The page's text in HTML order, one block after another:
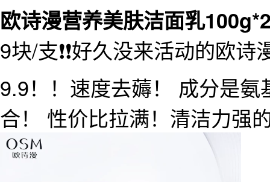
欧诗漫营养美肤洁面乳
9块/支❗️❗️好久没来活动的欧
9.9！！速度去薅！ 成分是
合！ 性价比拉满！清洁力强